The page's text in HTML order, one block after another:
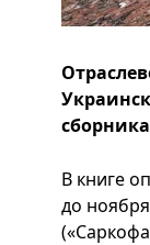
В книге
до